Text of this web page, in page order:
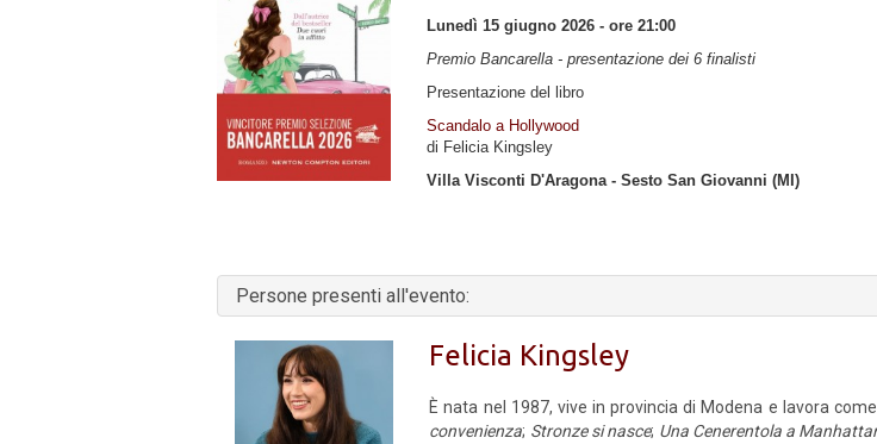
Lunedì 15 giugno 2026 - ore 21:00
Premio Bancarella - presentazione dei 6 finalisti
Presentazione del libro
Scandalo a Hollywood
di Felicia Kingsley
Villa Visconti D'Aragona - Sesto San Giovanni (MI)
Persone presenti all'evento:
Felicia Kingsley
È nata nel 1987, vive in provincia di Modena e lavora
convenienza; Stronze si nasce; Una Cenerentola a